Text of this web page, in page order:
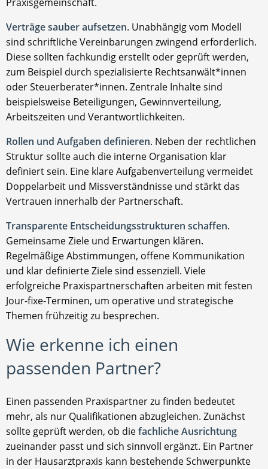
Verträge sauber aufsetzen. Unabhängig vom Modell
sind schriftliche Vereinbarungen zwingend erforderlich.
Diese sollten fachkundig erstellt oder geprüft werden,
zum Beispiel durch spezialisierte Rechtsanwält*innen
oder Steuerberater*innen. Zentrale Inhalte sind
beispielsweise Beteiligungen, Gewinnverteilung,
Arbeitszeiten und Verantwortlichkeiten.
Rollen und Aufgaben definieren. Neben der rechtlichen
Struktur sollte auch die interne Organisation klar
definiert sein. Eine klare Aufgabenverteilung vermeidet
Doppelarbeit und Missverständnisse und stärkt das
Vertrauen innerhalb der Partnerschaft.
Transparente Entscheidungsstrukturen schaffen.
Gemeinsame Ziele und Erwartungen klären.
Regelmäßige Abstimmungen, offene Kommunikation
und klar definierte Ziele sind essenziell. Viele
erfolgreiche Praxispartnerschaften arbeiten mit festen
Jour-fixe-Terminen, um operative und strategische
Themen frühzeitig zu besprechen.
Wie erkenne ich einen
passenden Partner?
Einen passenden Praxispartner zu finden bedeutet
mehr, als nur Qualifikationen abzugleichen. Zunächst
sollte geprüft werden, ob diefachliche Ausrichtung
zueinander passt und sich sinnvoll ergänzt. Ein Partner
in der Hausarztpraxis kann bestehende Schwerpunkte